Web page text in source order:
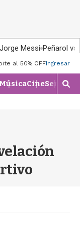
Messi Peñarol
al 50% OFFIngresar
MúsicaCineSeries
M
o
e